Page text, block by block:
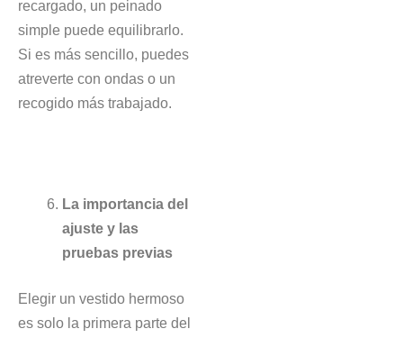
recargado, un peinado
simple puede equilibrarlo.
Si es más sencillo, puedes
atreverte con ondas o un
recogido más trabajado.
La importancia del
ajuste y las
pruebas previas
Elegir un vestido hermoso
es solo la primera parte del